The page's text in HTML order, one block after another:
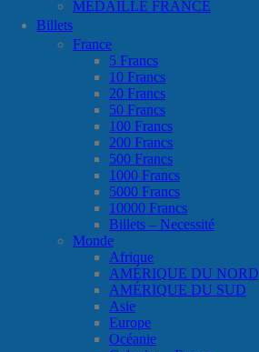
MÉDAILLE FRANCE
Billets
France
5 Francs
10 Francs
20 Francs
50 Francs
100 Francs
200 Francs
500 Francs
1000 Francs
5000 Francs
10000 Francs
Billets – Necessité
Monde
Afrique
AMÉRIQUE DU NORD
AMÉRIQUE DU SUD
Asie
Europe
Océanie